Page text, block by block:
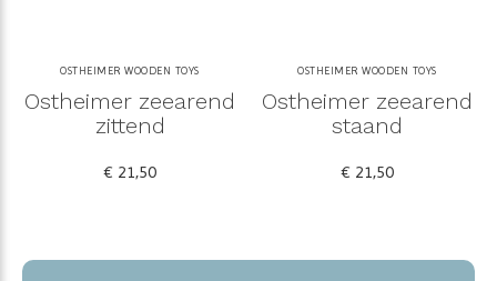
OSTHEIMER WOODEN TOYS
Ostheimer zeearend
zittend
€ 21,50
OSTHEIMER WOODEN TOYS
Ostheimer zeearend
staand
€ 21,50